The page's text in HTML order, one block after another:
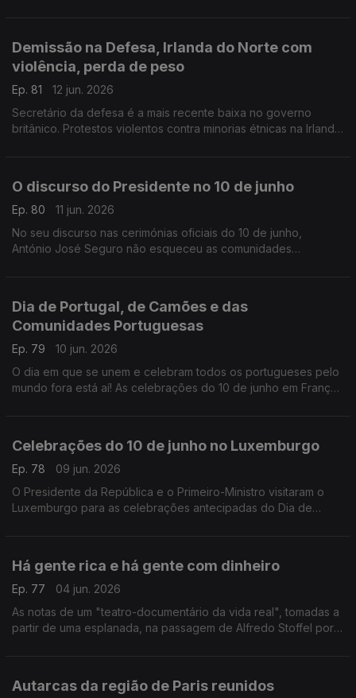
Demissão na Defesa, Irlanda do Norte com
violência, perda de peso
Ep. 81
12 jun. 2026
Secretário da defesa é a mais recente baixa no governo
britânico. Protestos violentos contra minorias étnicas na Irlanda
O discurso do Presidente no 10 de junho
Ep. 80
11 jun. 2026
No seu discurso nas cerimónias oficiais do 10 de junho,
António José Seguro não esqueceu as comunidades
Dia de Portugal, de Camões e das
Comunidades Portuguesas
Ep. 79
10 jun. 2026
O dia em que se unem e celebram todos os portugueses pelo
mundo fora está aí! As celebrações do 10 de junho em França.
Celebrações do 10 de junho no Luxemburgo
Ep. 78
09 jun. 2026
O Presidente da República e o Primeiro-Ministro visitaram o
Luxemburgo para as celebrações antecipadas do Dia de
Há gente rica e há gente com dinheiro
Ep. 77
04 jun. 2026
As notas de um "teatro-documentário da vida real", tomadas a
partir de uma esplanada, na passagem de Alfredo Stoffel por
Autarcas da região de Paris reunidos